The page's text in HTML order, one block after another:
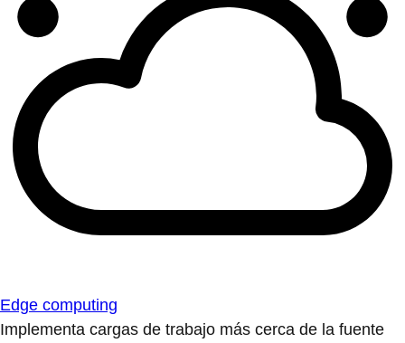
Edge computing
Implementa cargas de trabajo más cerca de la fuente